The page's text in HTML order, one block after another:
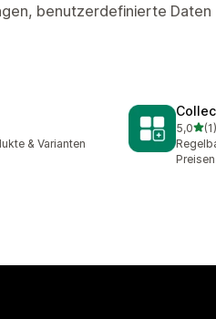
benutzerdefinierte Daten
& Varianten
5,0von(1)
1